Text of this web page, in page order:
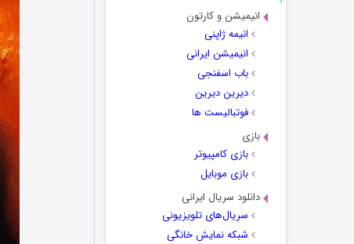
انیمیشن و کارتون
انیمه ژاپنی
انیمیشن ایرانی
باب اسفنجی
دیرین دیرین
فوتبالیست ها
بازی
بازی کامپیوتر
بازی موبایل
دانلود سریال ایرانی
سریال‌های تلویزیونی
شبکه نمایش خانگی